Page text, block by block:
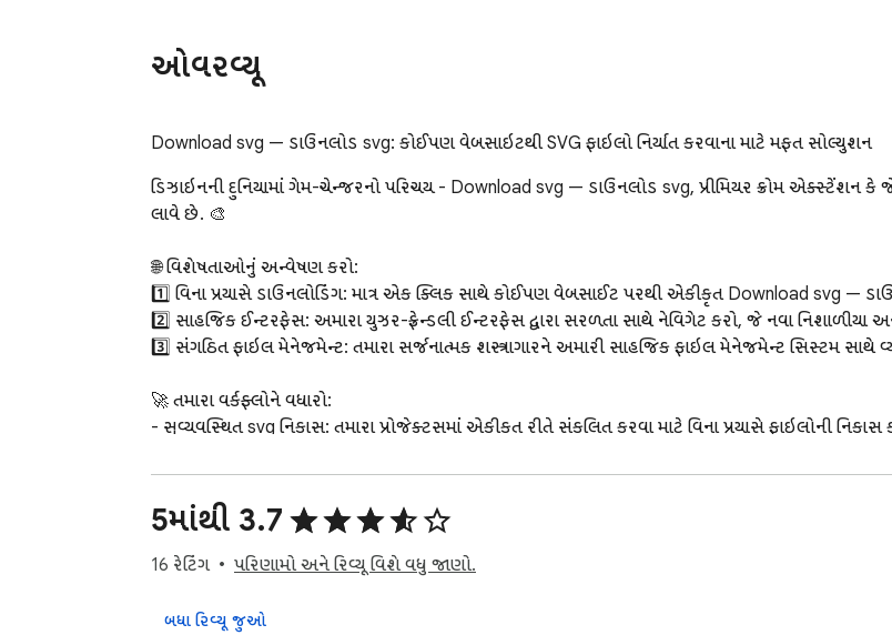
ઓવરવ્યૂ
Download svg — ડાઉનલોડ svg: કોઈપણ વેબસાઇટથી SVG ફાઇલો નિર્યાત કરવાના માટે મફત સોલ્યુશન
ડિઝાઇનની દુનિયામાં ગેમ-ચેન્જરનો પરિચય - Download svg — ડાઉનલોડ svg, પ્રીમિયર ક્રોમ એક્સ્ટેંશન
લાવે છે. 🎨
🌐 વિશેષતાઓનું અન્વેષણ કરો:
1️⃣ વિના પ્રયાસે ડાઉનલોડિંગ: માત્ર એક ક્લિક સાથે કોઈપણ વેબસાઈટ પરથી એકીકૃત Download svg —
2️⃣ સાહજિક ઈન્ટરફેસ: અમારા યુઝર-ફ્રેન્ડલી ઈન્ટરફેસ દ્વારા સરળતા સાથે નેવિગેટ કરો, જે નવા
3️⃣ સંગઠિત ફાઇલ મેનેજમેન્ટ: તમારા સર્જનાત્મક શસ્ત્રાગારને અમારી સાહજિક ફાઇલ મેનેજમેન્ટ સિસ્ટમ સાથે
🚀 તમારા વર્કફ્લોને વધારો:
- સુવ્યવસ્થિત svg નિકાસ: તમારા પ્રોજેક્ટ્સમાં એકીકૃત રીતે સંકલિત કરવા માટે વિના પ્રયાસે ફાઇલોની નિકાસ
- મફત સંસાધનો પુષ્કળ: અનંત સર્જનાત્મક પ્રેરણા માટે મફત છબીઓ ડાઉનલોડ્સની પુષ્કળતા ઍક્સેસ કરો.
🌟 તમારી સર્જનાત્મકતા બહાર કાઢો:
1. વૈવિધ્યસભર લાઇબ્રેરી: તમારી વિઝ્યુઅલ સ્ટોરીટેલિંગને વધારવા માટે છબીઓના વિશાળ સંગ્રહનું અન્વેષણ
3. ️⃣ ખર્ચ-મુક્ત ઍક્સેસ: કોઈપણ ખર્ચની મર્યાદાઓ વિના svg ફાઇલો ડાઉનલોડ કરવાની સ્વતંત્રતાનો આનંદ લો.
5માંથી 3.7
16 રેટિંગ પરિણામો અને રિવ્યૂ વિશે વધુ જાણો.
બધા રિવ્યૂ જુઓ